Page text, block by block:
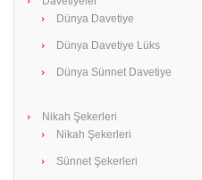
Dünya Davetiye
Dünya Davetiye Lüks
Dünya Sünnet Davetiye
Nikah Şekerleri
Nikah Şekerleri
Sünnet Şekerleri